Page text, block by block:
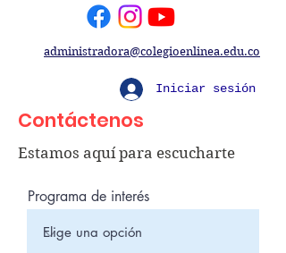
administradora@colegioenlinea.edu.co
Iniciar sesión
Contáctenos
Estamos aquí para escucharte
Programa de interés